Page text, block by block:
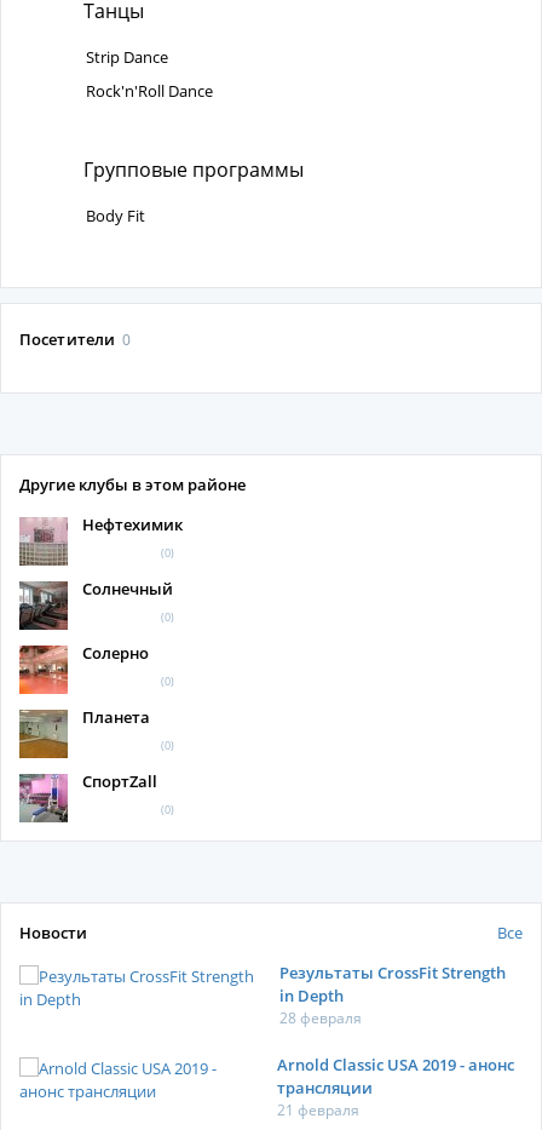
Танцы
Strip Dance
Rock'n'Roll Dance
Групповые программы
Body Fit
Посетители 0
Другие клубы в этом районе
Нефтехимик
(0)
Солнечный
(0)
Солерно
(0)
Планета
(0)
СпортZall
(0)
Новости
Все
Результаты CrossFit Strength
in Depth
28 февраля
Arnold Classic USA 2019 - анонс
трансляции
21 февраля